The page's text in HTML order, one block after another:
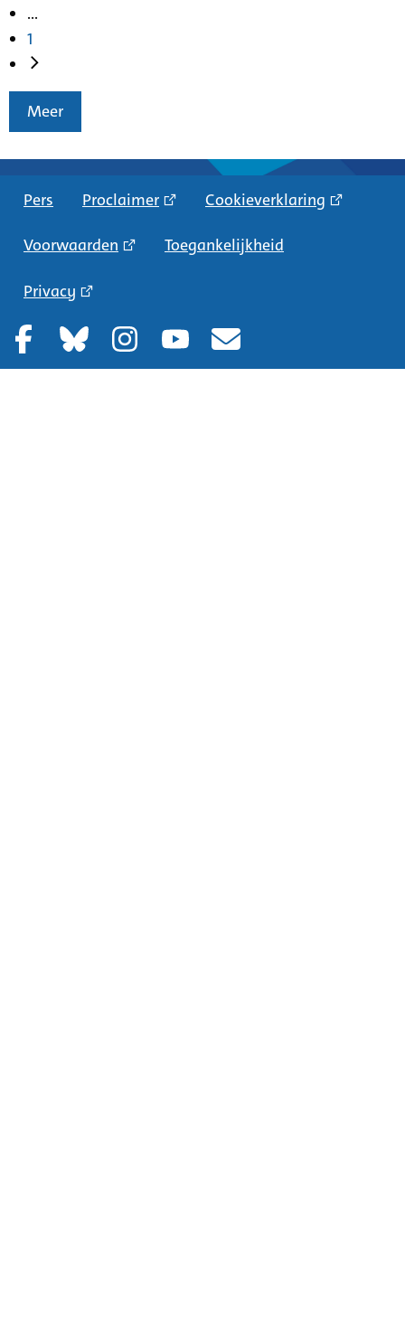
...
1
Meer
Pers Proclaimer Cookieverklaring
Voorwaarden Toegankelijkheid
Privacy